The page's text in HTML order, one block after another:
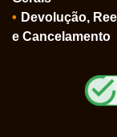
Devolução,
e Cancelamento